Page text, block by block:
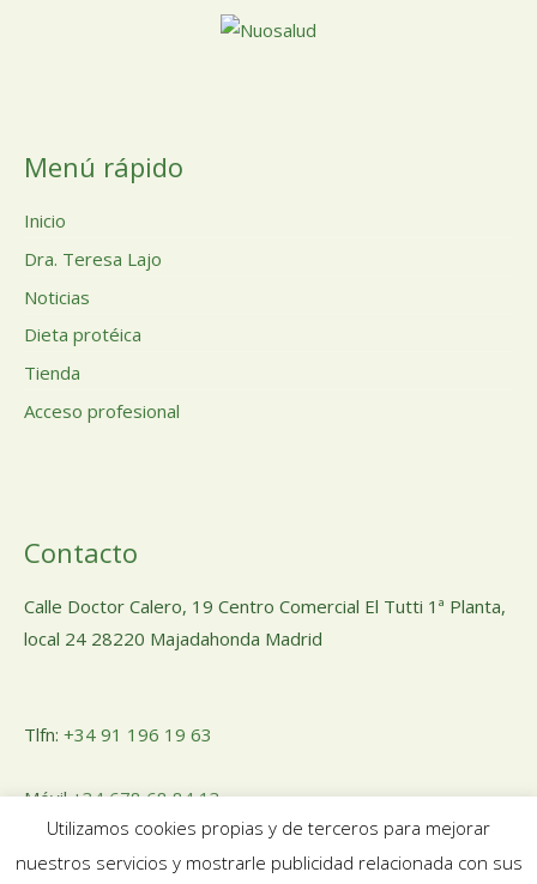
Menú rápido
Inicio
Dra. Teresa Lajo
Noticias
Dieta protéica
Tienda
Acceso profesional
Contacto
Calle Doctor Calero, 19 Centro Comercial El Tutti 1ª Planta,
local 24 28220 Majadahonda Madrid
Tlfn: +34 91 196 19 63
Móvil+34 678 68 84 13
Utilizamos cookies propias y de terceros para mejorar
nuestros servicios y mostrarle publicidad relacionada con sus